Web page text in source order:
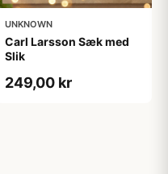
UNKNOWN
Carl Larsson Sæk med
Slik
249,00 kr